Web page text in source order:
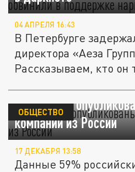
04 АПРЕЛЯ 16:43
В Петербурге
директора «Аеза
Рассказываем, кто он
В даркнете
компаний из России
ОБЩЕСТВО
17 ДЕКАБРЯ 13:58
Данные 59%